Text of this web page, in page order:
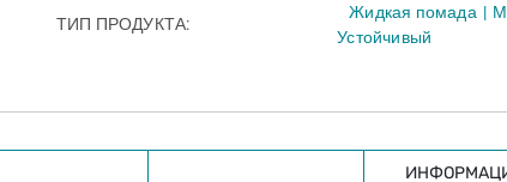
ТИП ПРОДУКТА
Жидкая помада
Устойчивый